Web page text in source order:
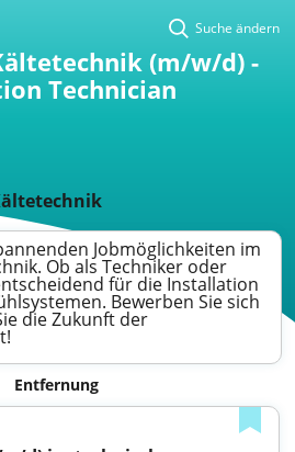
Suche ändern
(m/w/d) -
Technician
Jobmöglichkeiten im
Ob als Techniker oder
für die Installation
Bewerben Sie sich
die Zukunft der
Entfernung